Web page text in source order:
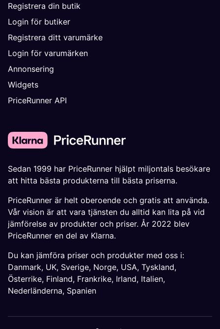
Registrera din butik
Login för butiker
Registrera ditt varumärke
Login för varumärken
Annonsering
Widgets
PriceRunner API
Sedan 1999 har PriceRunner hjälpt miljontals besökare
att hitta bästa produkterna till bästa priserna.
PriceRunner är helt oberoende och gratis att använda.
Vår vision är att vara tjänsten du alltid kan lita på vid
jämförelse av produkter och priser. År 2022 blev
PriceRunner en del av Klarna.
Du kan jämföra priser och produkter med oss i:
Danmark, UK, Sverige, Norge, USA, Tyskland,
Österrike, Finland, Frankrike, Irland, Italien,
Nederländerna, Spanien